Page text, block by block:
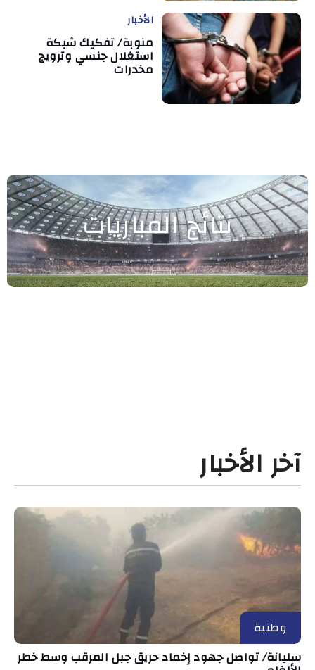
الأخبار
منوبة/ تفكيك شبكة
استغلال جنسي وترويج
مخدرات
نتائج المباريات
آخر الأخبار
وطنية
سليانة/ تواصل جهود إخماد حريق جبل المرقب وسط خطر